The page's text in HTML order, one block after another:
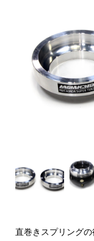
直巻きスプリングの